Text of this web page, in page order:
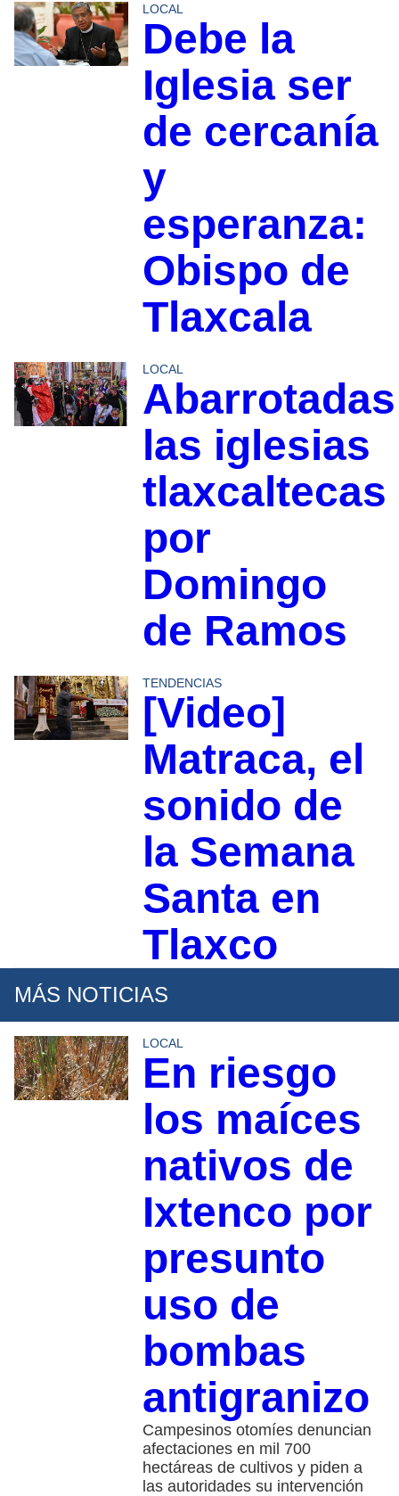
LOCAL
Debe la
Iglesia ser
de cercanía
y
esperanza:
Obispo de
Tlaxcala
LOCAL
Abarrotadas
las iglesias
tlaxcaltecas
por
Domingo
de Ramos
TENDENCIAS
[Video]
Matraca, el
sonido de
la Semana
Santa en
Tlaxco
MÁS NOTICIAS
LOCAL
En riesgo
los maíces
nativos de
Ixtenco por
presunto
uso de
bombas
antigranizo
Campesinos otomíes denuncian
afectaciones en mil 700
hectáreas de cultivos y piden a
las autoridades su intervención